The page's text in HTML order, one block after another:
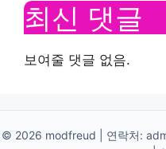
최신 댓글
보여줄 댓글 없음.
© 2026 modfreud | 연락처: